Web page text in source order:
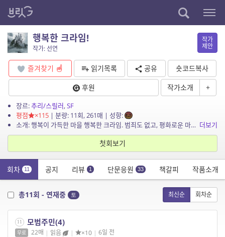
행복한 크라임!
작가: 선연
작가
제안
즐겨찾기 읽기목록 공유
숏코드복사
후원
작가소개 +
장르:추리/스릴러,SF
평점
×115| 분량: 11회, 261매 | 성향:
소개: 행복이 가득한 마을 행복한 크라임. 범죄도 없고, 평화로운 마을. 하지만 일주일에 단 하루, 가장 선행을 많이 한 모범 주민들에겐 범죄가 허용된다. 모두가 모범주민이 되기 위해 ... 더보기
첫회보기
회차 11 공지 리뷰 1 단문응원 33 책갈피 작품소개
총11회 - 연재중 토 최신순 회차순
11 모범주민(4)
무료 22매 | 읽음 | ×10 | 6일 전